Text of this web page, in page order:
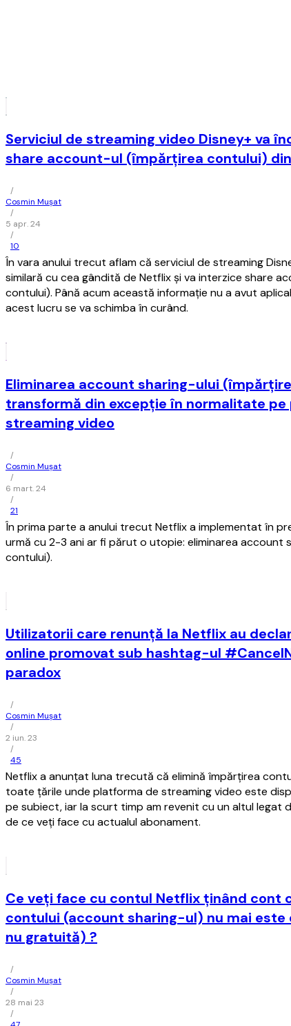
Serviciul de streaming video Disney+ va
share account-ul (împărţirea contului)
/
Cosmin Mușat
/
5 apr. 24
/
10
În vara anului trecut aflam că serviciul de streaming
similară cu cea gândită de Netflix şi va interzice share
contului). Până acum această informaţie nu a avut
acest lucru se va schimba în curând.
Eliminarea account sharing-ului
transformă din excepţie în normalitate
streaming video
/
Cosmin Mușat
/
6 mart. 24
/
21
În prima parte a anului trecut Netflix a implementat în
urmă cu 2-3 ani ar fi părut o utopie: eliminarea account
contului).
Utilizatorii care renunţă la Netflix au
online promovat sub hashtag-ul
paradox
/
Cosmin Mușat
/
2 iun. 23
/
45
Netflix a anunţat luna trecută că elimină împărţirea
toate ţările unde platforma de streaming video este
pe subiect, iar la scurt timp am revenit cu un altul legat
de ce veţi face cu actualul abonament.
Ce veţi face cu contul Netflix ţinând cont
contului (account sharing-ul) nu mai este
nu gratuită) ?
/
Cosmin Mușat
/
28 mai 23
/